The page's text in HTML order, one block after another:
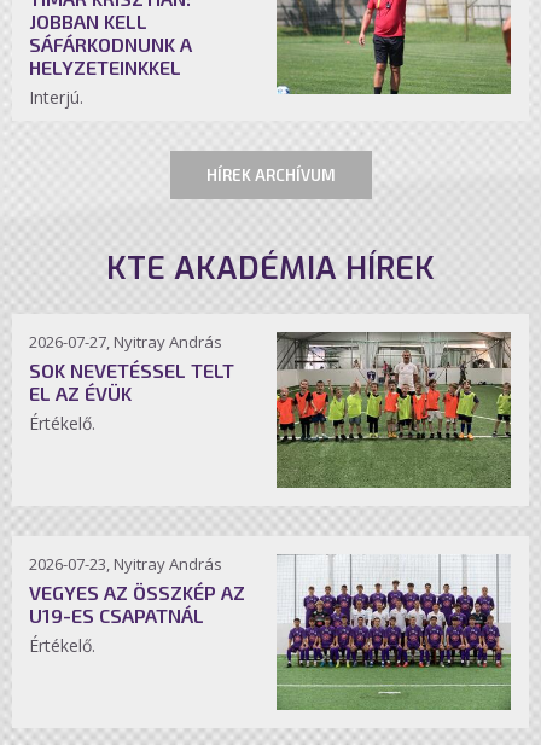
JOBBAN KELL
SÁFÁRKODNUNK A
HELYZETEINKKEL
Interjú.
HÍREK ARCHÍVUM
KTE AKADÉMIA HÍREK
2026-07-27, Nyitray András
SOK NEVETÉSSEL TELT
EL AZ ÉVÜK
Értékelő.
2026-07-23, Nyitray András
VEGYES AZ ÖSSZKÉP AZ
U19-ES CSAPATNÁL
Értékelő.